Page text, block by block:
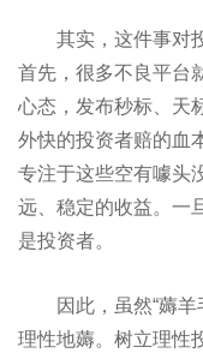
其实，这件事对
首先，很多不良平台
心态，发布秒标、天
外快的投资者赔的血
专注于这些空有噱头
远、稳定的收益。一
是投资者。
因此，虽然“薅羊
理性地薅。树立理性